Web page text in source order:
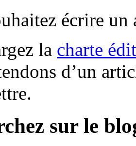
écrire
la charte
d’un
sur le